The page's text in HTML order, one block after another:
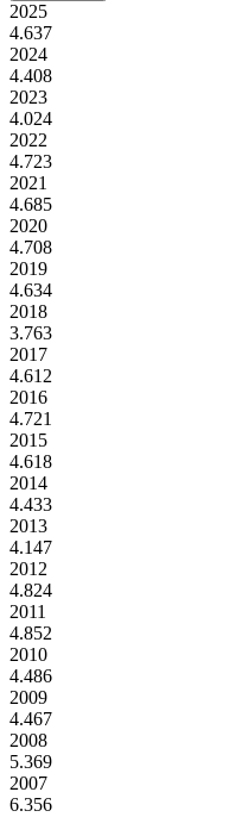
2025
4.637
2024
4.408
2023
4.024
2022
4.723
2021
4.685
2020
4.708
2019
4.634
2018
3.763
2017
4.612
2016
4.721
2015
4.618
2014
4.433
2013
4.147
2012
4.824
2011
4.852
2010
4.486
2009
4.467
2008
5.369
2007
6.356